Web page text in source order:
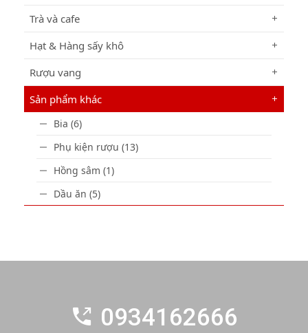
Trà và cafe
Hạt & Hàng sấy khô
Rượu vang
Sản phẩm khác
Bia (6)
Phụ kiện rượu (13)
Hồng sâm (1)
Dầu ăn (5)
0934162666